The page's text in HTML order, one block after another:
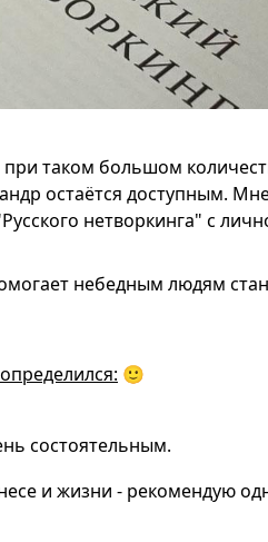
таком большом
остаётся доступным.
нетворкинга" с
небедным людям
🙂
состоятельным.
и жизни - рекомендую